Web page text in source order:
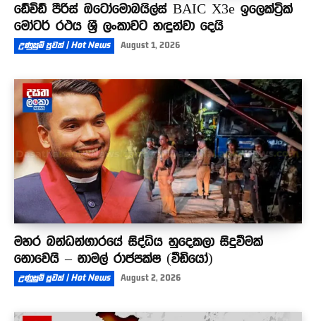
ඩේවිඩ් පීරිස් ඔටෝමොබයිල්ස් BAIC X3e ඉලෙක්ට්‍රික්
මෝටර් රථය ශ්‍රී ලංකාවට හඳුන්වා දෙයි
උණුසුම් පුවත් | Hot News August 1, 2026
මහර බන්ධන්ගාරයේ සිද්ධිය හුදෙකලා සිදුවීමක්
නොවෙයි – නාමල් රාජපක්ෂ (වීඩියෝ)
උණුසුම් පුවත් | Hot News August 2, 2026